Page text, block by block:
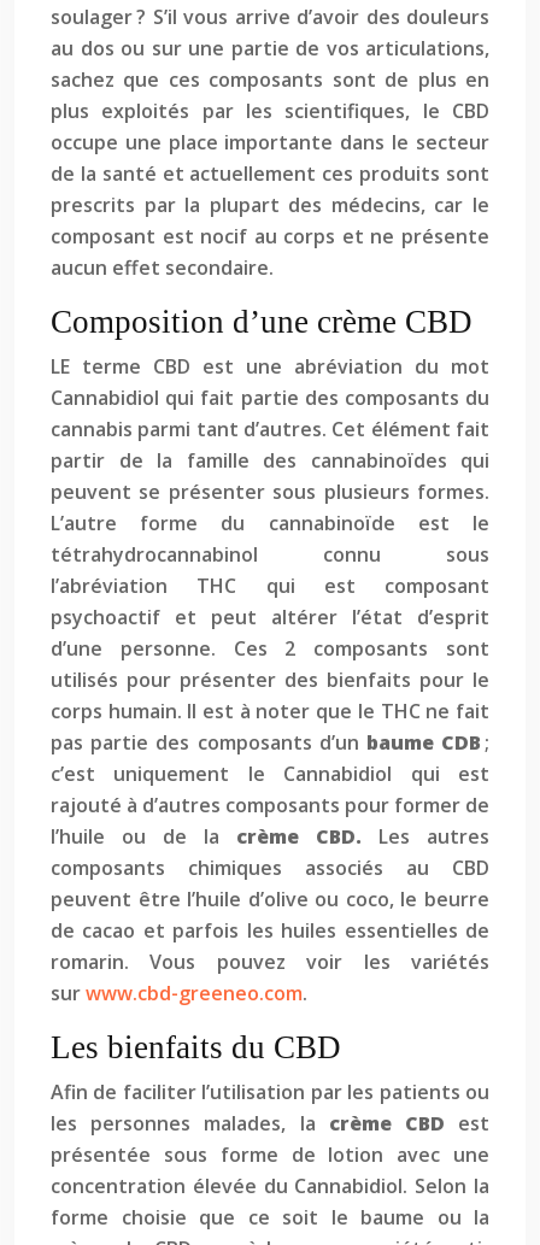
soulager ? S’il vous arrive d’avoir des douleurs
au dos ou sur une partie de vos articulations,
sachez que ces composants sont de plus en
plus exploités par les scientifiques, le CBD
occupe une place importante dans le secteur
de la santé et actuellement ces produits sont
prescrits par la plupart des médecins, car le
composant est nocif au corps et ne présente
aucun effet secondaire.
Composition d’une crème CBD
LE terme CBD est une abréviation du mot
Cannabidiol qui fait partie des composants du
cannabis parmi tant d’autres. Cet élément fait
partir de la famille des cannabinoïdes qui
peuvent se présenter sous plusieurs formes.
L’autre forme du cannabinoïde est le
tétrahydrocannabinol connu sous
l’abréviation THC qui est composant
psychoactif et peut altérer l’état d’esprit
d’une personne. Ces 2 composants sont
utilisés pour présenter des bienfaits pour le
corps humain. Il est à noter que le THC ne fait
pas partie des composants d’un baume CDB ;
c’est uniquement le Cannabidiol qui est
rajouté à d’autres composants pour former de
l’huile ou de la crème CBD. Les autres
composants chimiques associés au CBD
peuvent être l’huile d’olive ou coco, le beurre
de cacao et parfois les huiles essentielles de
romarin. Vous pouvez voir les variétés
surwww.cbd-greeneo.com.
Les bienfaits du CBD
Afin de faciliter l’utilisation par les patients ou
les personnes malades, la crème CBD est
présentée sous forme de lotion avec une
concentration élevée du Cannabidiol. Selon la
forme choisie que ce soit le baume ou la